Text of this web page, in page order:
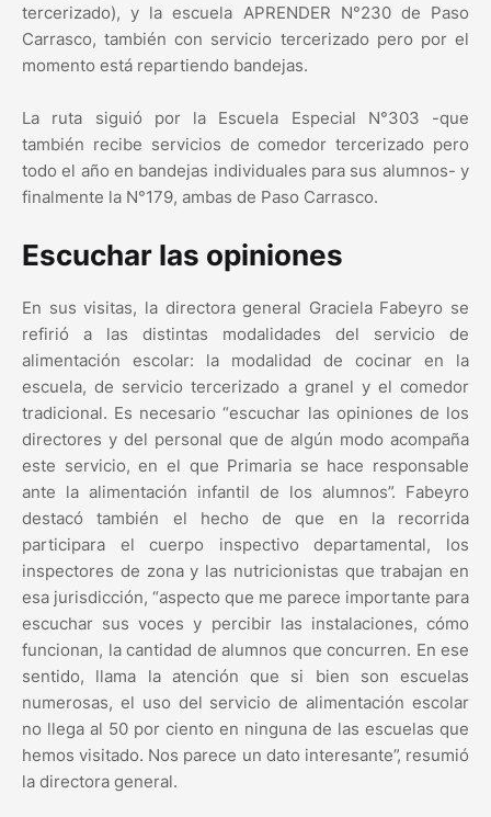
tercerizado), y la escuela APRENDER N°230 de Paso
Carrasco, también con servicio tercerizado pero por el
momento está repartiendo bandejas.
La ruta siguió por la Escuela Especial N°303 -que
también recibe servicios de comedor tercerizado pero
todo el año en bandejas individuales para sus alumnos- y
finalmente la N°179, ambas de Paso Carrasco.
Escuchar las opiniones
En sus visitas, la directora general Graciela Fabeyro se
refirió a las distintas modalidades del servicio de
alimentación escolar: la modalidad de cocinar en la
escuela, de servicio tercerizado a granel y el comedor
tradicional. Es necesario “escuchar las opiniones de los
directores y del personal que de algún modo acompaña
este servicio, en el que Primaria se hace responsable
ante la alimentación infantil de los alumnos”. Fabeyro
destacó también el hecho de que en la recorrida
participara el cuerpo inspectivo departamental, los
inspectores de zona y las nutricionistas que trabajan en
esa jurisdicción, “aspecto que me parece importante para
escuchar sus voces y percibir las instalaciones, cómo
funcionan, la cantidad de alumnos que concurren. En ese
sentido, llama la atención que si bien son escuelas
numerosas, el uso del servicio de alimentación escolar
no llega al 50 por ciento en ninguna de las escuelas que
hemos visitado. Nos parece un dato interesante”, resumió
la directora general.